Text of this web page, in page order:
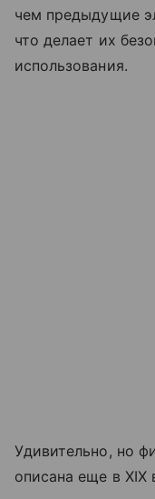
чем предыдущие
что делает их
использования.
Удивительно, но
описана еще в